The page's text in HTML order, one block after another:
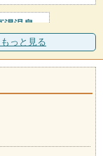
湯温泉
設数：1軒
っと見る